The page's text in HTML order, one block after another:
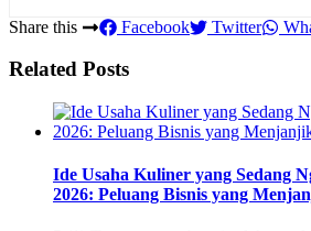
Share this Facebook Twitter
Related Posts
Ide Usaha Kuliner yang Sedang
2026: Peluang Bisnis yang